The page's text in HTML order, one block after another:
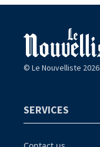
© Le Nouvelliste 2026
SERVICES